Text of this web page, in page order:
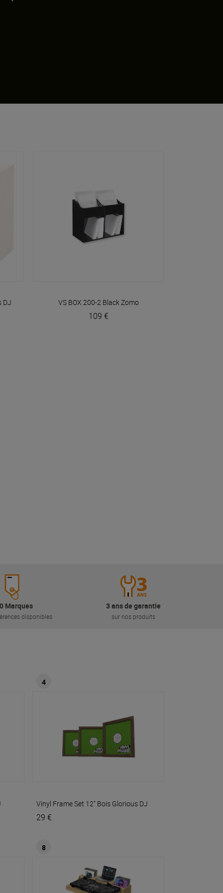
DJ VOIR EN DÉTAIL
VS BOX 200-2 BlackZomo
109 €
Marques
disponibles
3 ans de garantie
sur nos produits
4
Vinyl Frame Set 12" Bois Glorious DJ
29 €
8